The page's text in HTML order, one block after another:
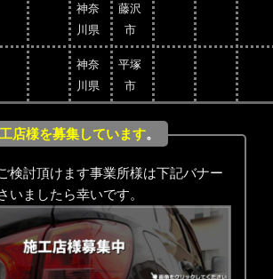
神奈
川県
藤沢
市
神奈
川県
平塚
市
店様を募集しています。
検討頂けます事業所様は下記バナー
いましたら幸いです。